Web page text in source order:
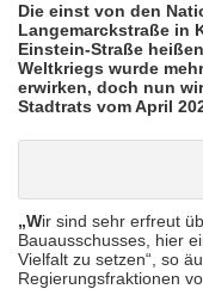
Die einst von den
Langemarckstraße in
Einstein-Straße
Weltkriegs wurde
erwirken, doch nun
Stadtrats vom April
„Wir sind sehr erfreut
Bauausschusses, hier
Vielfalt zu setzen“, so
Regierungsfraktionen